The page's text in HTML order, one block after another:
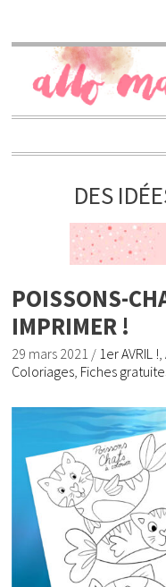
DES
POISSONS-
IMPRIMER !
29 mars 2021 / 1er AVRIL ! ,
Coloriages Fiches